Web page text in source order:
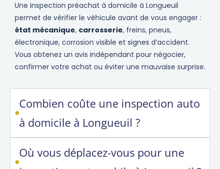
Une inspection préachat à domicile à Longueuil
permet de vérifier le véhicule avant de vous engager :
état mécanique, carrosserie, freins, pneus,
électronique, corrosion visible et signes d’accident.
Vous obtenez un avis indépendant pour négocier,
confirmer votre achat ou éviter une mauvaise surprise.
Combien coûte une inspection auto
à domicile à Longueuil ?
Où vous déplacez-vous pour une